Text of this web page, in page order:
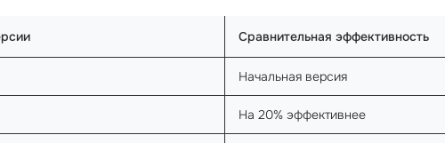
Сравнительная эффективность
Начальная версия
На 20% эффективнее